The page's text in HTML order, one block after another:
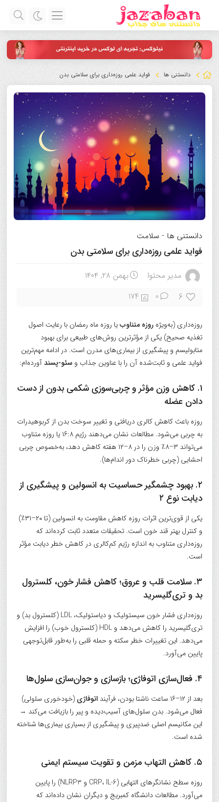
دانستنی ها فواید علمی روزه‌داری برای سلامتی بدن
دانستنی ها - سلامت
فواید علمی روزه‌داری برای سلامتی بدن
مدیر محتوا بهمن ۲۸, ۱۴۰۴
6
0
174
روزه‌داری (به‌ویژه روزه متناوبیا روزه ماه رمضان با رعایت اصول
تغذیه صحیح) یکی از مؤثرترین روش‌های طبیعی برای بهبود
متابولیسم و پیشگیری از بیماری‌های مدرن است. در ادامه مهم‌ترین
فواید علمی و ثابت‌شده آن را با عناوین جذاب و سئو-پسندآورده‌ام:
۱. کاهش وزن مؤثر و چربی‌سوزی شکمی بدون از دست
دادن عضله
روزه باعث کاهش کالری دریافتی و تغییر سوخت بدن از کربوهیدرات
به چربی می‌شود. مطالعات نشان می‌دهند رژیم ۱۶:۸ یا روزه متناوب
می‌تواند ۳–۸٪ وزن را در ۸–۱۲ هفته کاهش دهد، به‌خصوص چربی
احشایی (چربی خطرناک دور اندام‌ها).
۲. بهبود چشمگیر حساسیت به انسولین و پیشگیری از
دیابت نوع ۲
یکی از قوی‌ترین اثرات روزه کاهش مقاومت به انسولین (تا ۲۰–۳۱٪)
و کنترل بهتر قند خون است. تحقیقات متعدد ثابت کرده‌اند که
روزه‌داری متناوب به اندازه رژیم کم‌کالری در کاهش خطر دیابت مؤثر
است.
۳. سلامت قلب و عروق؛ کاهش فشار خون، کلسترول
بد و تری‌گلیسرید
روزه‌داری فشار خون سیستولیک و دیاستولیک، LDL (کلسترول بد) و
تری‌گلیسرید را کاهش می‌دهد و HDL (کلسترول خوب) را افزایش
می‌دهد. این تغییرات خطر سکته و حمله قلبی را به‌طور قابل‌توجهی
پایین می‌آورد.
۴. فعال‌سازی اتوفاژی؛ بازسازی و جوان‌سازی سلول‌ها
بعد از ۱۲–۱۶ ساعت ناشتا بودن، فرآیند اتوفاژی (خودخوری سلولی)
فعال می‌شود. بدن سلول‌های آسیب‌دیده و پیر را بازیافت می‌کند →
این مکانیسم اصلی ضدپیری و پیشگیری از بسیاری بیماری‌ها شناخته
شده است.
۵. کاهش التهاب مزمن و تقویت سیستم ایمنی
روزه سطح نشانگرهای التهابی (CRP، IL-6 و NLRP3) را پایین
می‌آورد. مطالعات دانشگاه کمبریج و دیگران نشان داده‌اند که